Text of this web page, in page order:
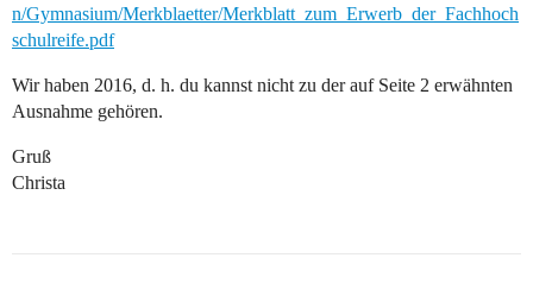
n/Gymnasium/Merkblaetter/Merkblatt_zum_Erwerb_der_Fachhoch
schulreife.pdf
Wir haben 2016, d. h. du kannst nicht zu der auf Seite 2 erwähnten
Ausnahme gehören.
Gruß
Christa